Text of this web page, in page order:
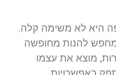
היא לא משימה קלה.
להנות מחופשה
מוצא את עצמו